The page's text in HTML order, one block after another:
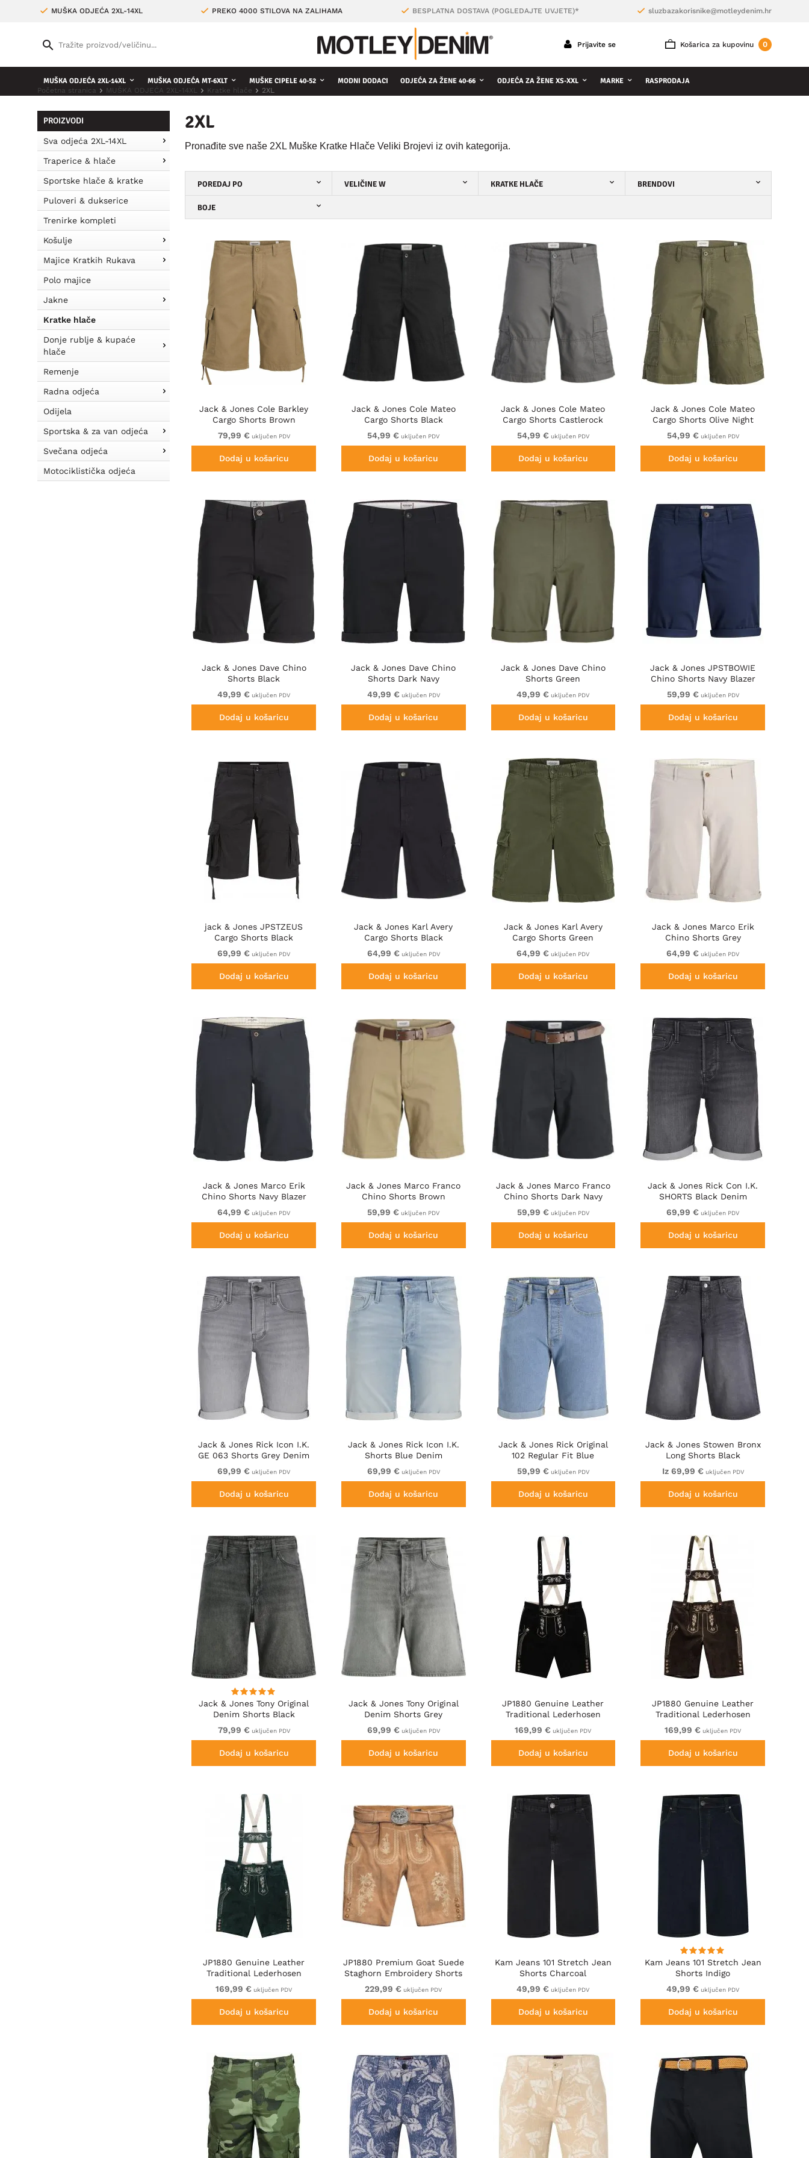
MUŠKA ODJEĆA 2XL-14XL PREKO 4000 STILOVA NA ZALIHAMA BESPLATNA DOSTAVA (POGLEDAJTE UVJETE)* sluzbazakorisnike@motleydenim.hr
Košarica za kupovinu 0
Prijavite se
MUŠKA ODJEĆA 2XL-14XL MUŠKA ODJEĆA MT-6XLT MUŠKE CIPELE 40-52 MODNI DODACI ODJEĆA ZA ŽENE 40-66 ODJEĆA ZA ŽENE XS-XXL MARKE RASPRODAJA
Početna stranica MUŠKA ODJEĆA 2XL-14XL Kratke hlače 2XL
PROIZVODI
Sva odjeća 2XL-14XL
Traperice & hlače
Sportske hlače & kratke
Puloveri & dukserice
Trenirke kompleti
Košulje
Majice Kratkih Rukava
Polo majice
Jakne
Kratke hlače
Donje rublje & kupaće
hlače
Remenje
Radna odjeća
Odijela
Sportska & za van odjeća
Svečana odjeća
Motociklistička odjeća
2XL
Pronađite sve naše 2XL Muške Kratke Hlače Veliki Brojevi iz ovih kategorija.
POREDAJ PO VELIČINE W KRATKE HLAČE BRENDOVI
BOJE
Jack & Jones Cole Barkley
Cargo Shorts Brown
79,99 € uključen PDV
Dodaj u košaricu
Jack & Jones Cole Mateo
Cargo Shorts Black
54,99 € uključen PDV
Dodaj u košaricu
Jack & Jones Cole Mateo
Cargo Shorts Castlerock
54,99 € uključen PDV
Dodaj u košaricu
Jack & Jones Cole Mateo
Cargo Shorts Olive Night
54,99 € uključen PDV
Dodaj u košaricu
Jack & Jones Dave Chino
Shorts Black
49,99 € uključen PDV
Dodaj u košaricu
Jack & Jones Dave Chino
Shorts Dark Navy
49,99 € uključen PDV
Dodaj u košaricu
Jack & Jones Dave Chino
Shorts Green
49,99 € uključen PDV
Dodaj u košaricu
Jack & Jones JPSTBOWIE
Chino Shorts Navy Blazer
59,99 € uključen PDV
Dodaj u košaricu
jack & Jones JPSTZEUS
Cargo Shorts Black
69,99 € uključen PDV
Dodaj u košaricu
Jack & Jones Karl Avery
Cargo Shorts Black
64,99 € uključen PDV
Dodaj u košaricu
Jack & Jones Karl Avery
Cargo Shorts Green
64,99 € uključen PDV
Dodaj u košaricu
Jack & Jones Marco Erik
Chino Shorts Grey
64,99 € uključen PDV
Dodaj u košaricu
Jack & Jones Marco Erik
Chino Shorts Navy Blazer
64,99 € uključen PDV
Dodaj u košaricu
Jack & Jones Marco Franco
Chino Shorts Brown
59,99 € uključen PDV
Dodaj u košaricu
Jack & Jones Marco Franco
Chino Shorts Dark Navy
59,99 € uključen PDV
Dodaj u košaricu
Jack & Jones Rick Con I.K.
SHORTS Black Denim
69,99 € uključen PDV
Dodaj u košaricu
Jack & Jones Rick Icon I.K.
GE 063 Shorts Grey Denim
69,99 € uključen PDV
Dodaj u košaricu
Jack & Jones Rick Icon I.K.
Shorts Blue Denim
69,99 € uključen PDV
Dodaj u košaricu
Jack & Jones Rick Original
102 Regular Fit Blue
59,99 € uključen PDV
Dodaj u košaricu
Jack & Jones Stowen Bronx
Long Shorts Black
Iz 69,99 € uključen PDV
Dodaj u košaricu
Jack & Jones Tony Original
Denim Shorts Black
79,99 € uključen PDV
Dodaj u košaricu
Jack & Jones Tony Original
Denim Shorts Grey
69,99 € uključen PDV
Dodaj u košaricu
JP1880 Genuine Leather
Traditional Lederhosen
Shorts Black
169,99 € uključen PDV
Dodaj u košaricu
JP1880 Genuine Leather
Traditional Lederhosen
Shorts Brown
169,99 € uključen PDV
Dodaj u košaricu
JP1880 Genuine Leather
Traditional Lederhosen
Shorts Green
169,99 € uključen PDV
Dodaj u košaricu
JP1880 Premium Goat Suede
Staghorn Embroidery Shorts
Leather Brown
229,99 € uključen PDV
Dodaj u košaricu
Kam Jeans 101 Stretch Jean
Shorts Charcoal
49,99 € uključen PDV
Dodaj u košaricu
Kam Jeans 101 Stretch Jean
Shorts Indigo
49,99 € uključen PDV
Dodaj u košaricu